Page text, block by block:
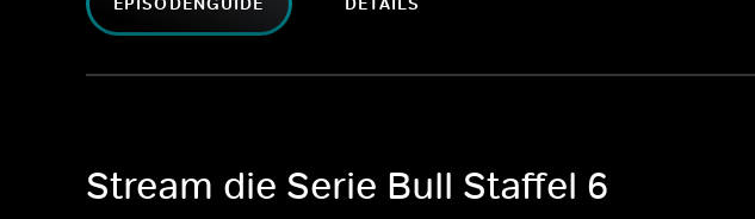
Stream die Serie Bull Staffel 6